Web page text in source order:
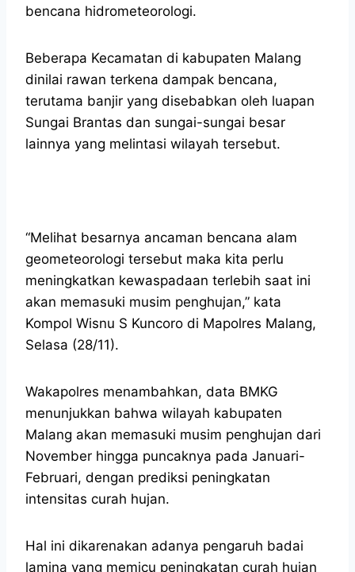
bencana hidrometeorologi.
Beberapa Kecamatan di kabupaten Malang
dinilai rawan terkena dampak bencana,
terutama banjir yang disebabkan oleh luapan
Sungai Brantas dan sungai-sungai besar
lainnya yang melintasi wilayah tersebut.
“Melihat besarnya ancaman bencana alam
geometeorologi tersebut maka kita perlu
meningkatkan kewaspadaan terlebih saat ini
akan memasuki musim penghujan,” kata
Kompol Wisnu S Kuncoro di Mapolres Malang,
Selasa (28/11).
Wakapolres menambahkan, data BMKG
menunjukkan bahwa wilayah kabupaten
Malang akan memasuki musim penghujan dari
November hingga puncaknya pada Januari-
Februari, dengan prediksi peningkatan
intensitas curah hujan.
Hal ini dikarenakan adanya pengaruh badai
lamina yang memicu peningkatan curah hujan